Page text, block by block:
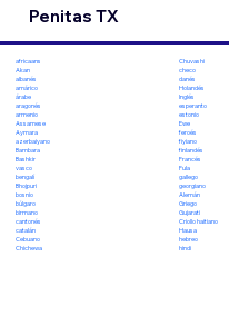
Penitas TX
africaans
Akan
albanés
amárico
árabe
aragonés
armenio
Assamese
Aymara
azerbaiyano
Bambara
Bashkir
vasco
bengalí
Bhojpuri
bosnio
búlgaro
birmano
cantonés
catalán
Cebuano
Chichewa
Chuvashi
checo
danés
Holandés
Inglés
esperanto
estonio
Ewe
feroés
fiyiano
finlandés
Francés
Fula
gallego
georgiano
Alemán
Griego
Gujarati
Criollo haitiano
Hausa
hebreo
hindi